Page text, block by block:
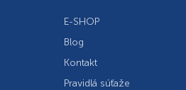
E-SHOP
Blog
Kontakt
Pravidlá súťaže